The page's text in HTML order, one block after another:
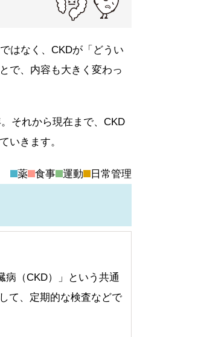
はなく、CKDが「どうい
で、内容も大きく変わっ
それから現在まで、CKD
いきます。
薬 食事 運動 日常管理
病（CKD）」という共通
て、定期的な検査などで